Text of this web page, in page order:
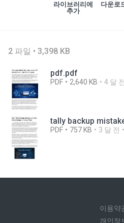
라이브러리에
추가
다운로
2 파일 • 3,398 KB
pdf.pdf
PDF 2,640 KB 4 달 전
tally backup
PDF 757 KB 3 달 전
이용약
개인정